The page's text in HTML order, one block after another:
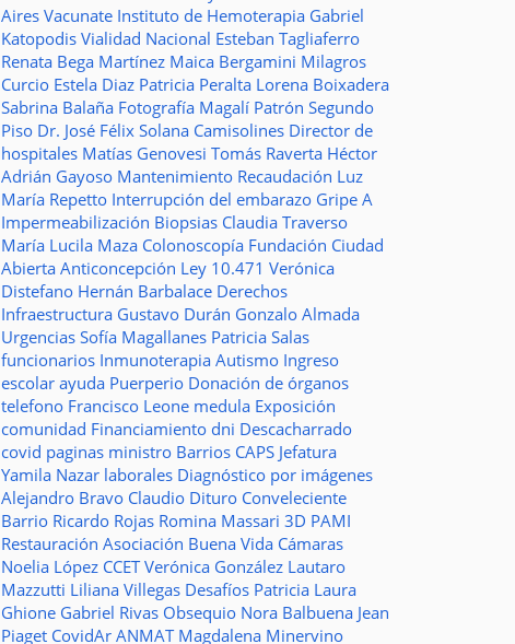
Aires Vacunate Instituto de Hemoterapia Gabriel
Katopodis Vialidad Nacional Esteban Tagliaferro
Renata Bega Martínez Maica Bergamini Milagros
Curcio Estela Diaz Patricia Peralta Lorena Boixadera
Sabrina Balaña Fotografía Magalí Patrón Segundo
Piso Dr. José Félix Solana Camisolines Director de
hospitales Matías Genovesi Tomás Raverta Héctor
Adrián Gayoso Mantenimiento Recaudación Luz
María Repetto Interrupción del embarazo Gripe A
Impermeabilización Biopsias Claudia Traverso
María Lucila Maza Colonoscopía Fundación Ciudad
Abierta Anticoncepción Ley 10.471 Verónica
Distefano Hernán Barbalace Derechos
Infraestructura Gustavo Durán Gonzalo Almada
Urgencias Sofía Magallanes Patricia Salas
funcionarios Inmunoterapia Autismo Ingreso
escolar ayuda Puerperio Donación de órganos
telefono Francisco Leone medula Exposición
comunidad Financiamiento dni Descacharrado
covid paginas ministro Barrios CAPS Jefatura
Yamila Nazar laborales Diagnóstico por imágenes
Alejandro Bravo Claudio Dituro Conveleciente
Barrio Ricardo Rojas Romina Massari 3D PAMI
Restauración Asociación Buena Vida Cámaras
Noelia López CCETVerónica González Lautaro
Mazzutti Liliana Villegas Desafíos Patricia Laura
Ghione Gabriel Rivas Obsequio Nora Balbuena Jean
Piaget CovidAr ANMAT Magdalena Minervino